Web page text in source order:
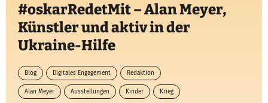
#oskarRedetMit – Alan Meyer,
Künstler und aktiv in der
Ukraine-Hilfe
Blog Digitales Engagement Redaktion
Alan Meyer Ausstellungen Kinder Krieg